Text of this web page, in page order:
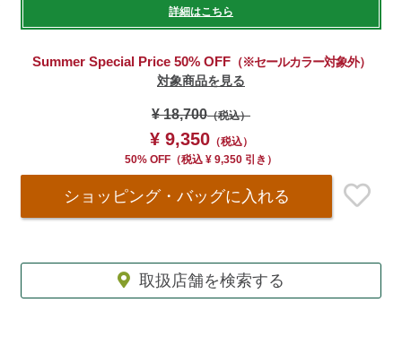
詳細はこちら
Summer Special Price 50% OFF（※セールカラー対象外）
対象商品を見る
¥ 18,700（税込）
¥ 9,350（税込）
50% OFF （税込 ¥ 9,350 引き）
ショッピング・バッグに入れる
取扱店舗を検索する